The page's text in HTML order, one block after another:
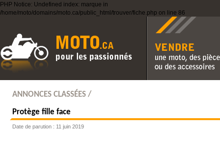
PHP Notice: Undefined index: marque in
/home/moto/domains/moto.ca/public_html/trouver/fiche.php on line 86
Vendre une moto, des
des accessoires
ANNONCES CLASSÉES /
Protège fille face
Date de parution : 11 juin 2019